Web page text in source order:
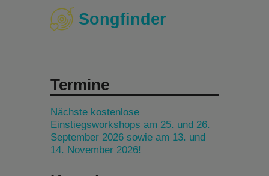
Songfinder
Termine
Nächste kostenlose
Einstiegsworkshops am 25. und 26.
September 2026 sowie am 13. und
14. November 2026!